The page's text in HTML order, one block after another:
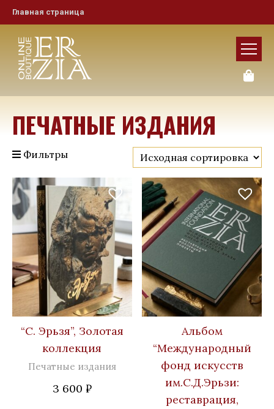
Главная страница
ПЕЧАТНЫЕ ИЗДАНИЯ
Фильтры
“С. Эрьзя”, Золотая
коллекция
Печатные издания
3 600 ₽
Альбом
“Международный
фонд искусств
им.С.Д.Эрьзи:
реставрация,